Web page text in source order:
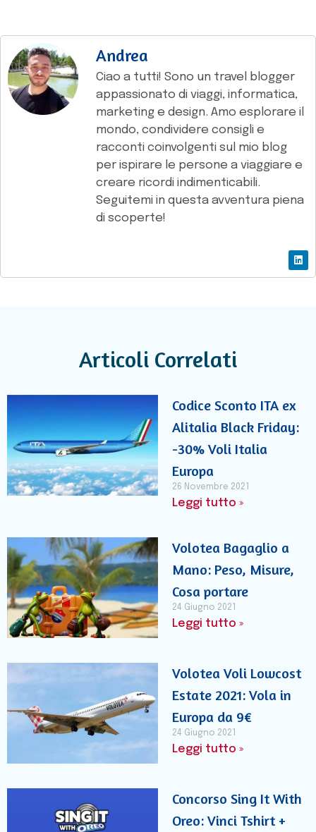
Andrea
Ciao a tutti! Sono un travel blogger
appassionato di viaggi, informatica,
marketing e design. Amo esplorare il
mondo, condividere consigli e
racconti coinvolgenti sul mio blog
per ispirare le persone a viaggiare e
creare ricordi indimenticabili.
Seguitemi in questa avventura piena
di scoperte!
Articoli Correlati
Codice Sconto ITA ex
Alitalia Black Friday:
-30% Voli Italia
Europa
26 Novembre 2021
Leggi tutto »
Volotea Bagaglio a
Mano: Peso, Misure,
Cosa portare
24 Giugno 2021
Leggi tutto »
Volotea Voli Lowcost
Estate 2021: Vola in
Europa da 9€
24 Giugno 2021
Leggi tutto »
Concorso Sing It With
Oreo: Vinci Tshirt +